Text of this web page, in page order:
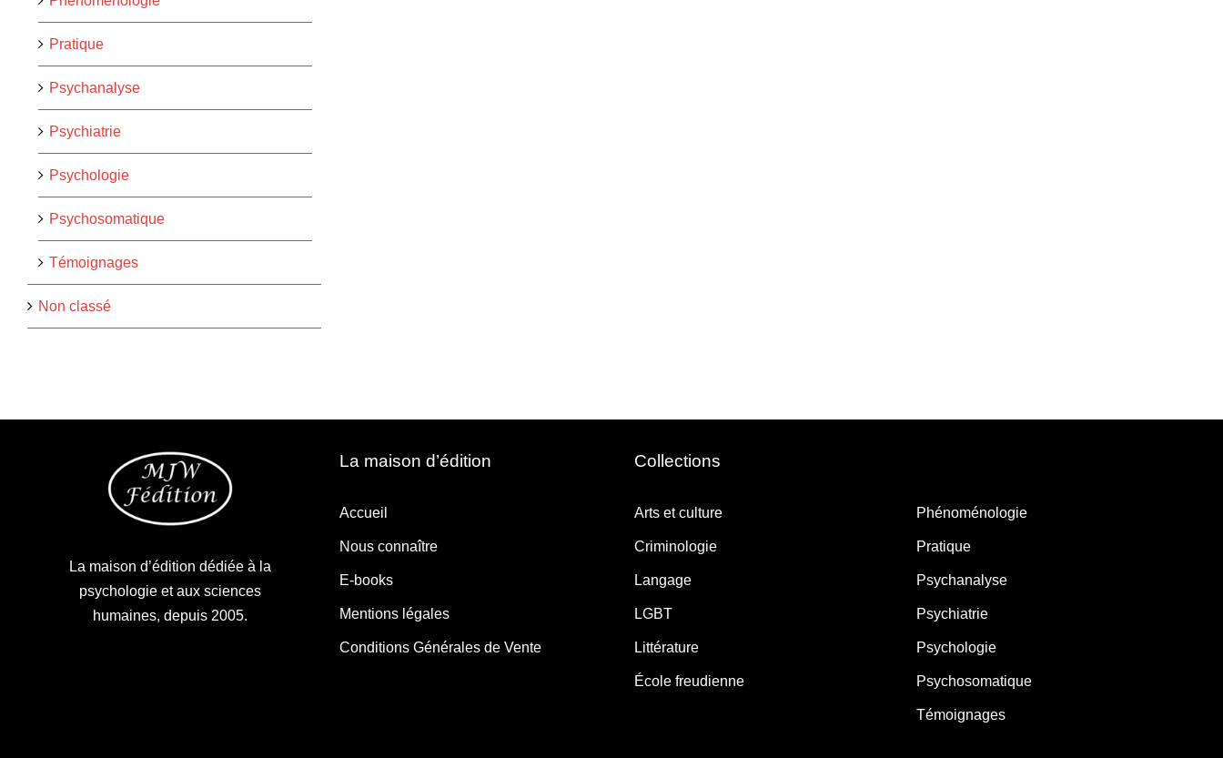
Pratique
Psychanalyse
Psychiatrie
Psychologie
Psychosomatique
Témoignages
Non classé
La maison d’édition dédiée à la
psychologie et aux sciences
humaines, depuis 2005.
La maison d’édition
Accueil
Nous connaître
E-books
Mentions légales
Conditions Générales de Vente
Collections
Arts et culture
Criminologie
Langage
LGBT
Littérature
École freudienne
Phénoménologie
Pratique
Psychanalyse
Psychiatrie
Psychologie
Psychosomatique
Témoignages